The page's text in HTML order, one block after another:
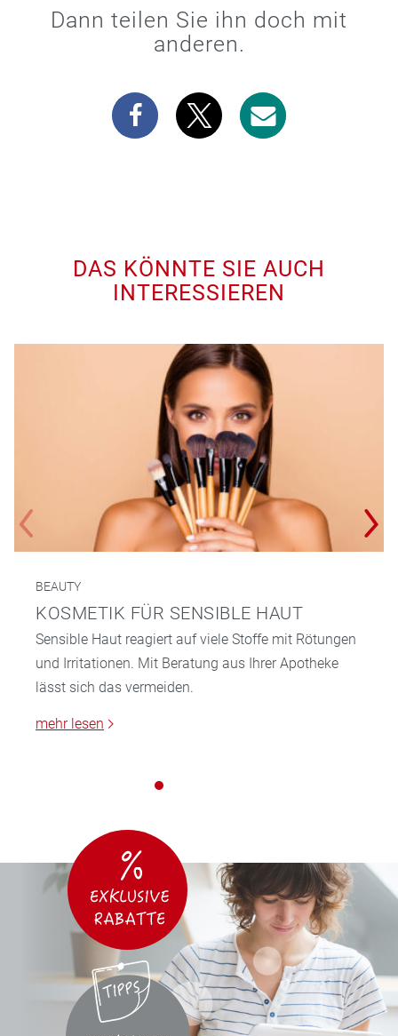
Dann teilen Sie ihn doch mit
anderen.
DAS KÖNNTE SIE AUCH
INTERESSIEREN
BEAUTY
KOSMETIK FÜR SENSIBLE HAUT
Sensible Haut reagiert auf viele Stoffe mit Rötungen
und Irritationen. Mit Beratung aus Ihrer Apotheke
lässt sich das vermeiden.
mehr lesen